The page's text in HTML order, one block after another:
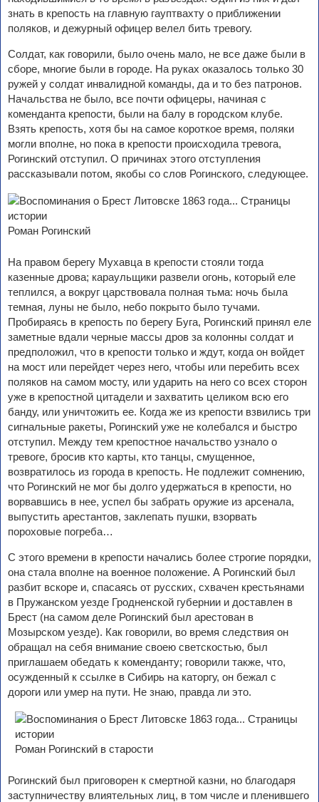
знать в крепость на главную гауптвахту о приближении
поляков, и дежурный офицер велел бить тревогу.
Солдат, как говорили, было очень мало, не все даже были в
сборе, многие были в городе. На руках оказалось только 30
ружей у солдат инвалидной команды, да и то без патронов.
Начальства не было, все почти офицеры, начиная с
коменданта крепости, были на балу в городском клубе.
Взять крепость, хотя бы на самое короткое время, поляки
могли вполне, но пока в крепости происходила тревога,
Рогинский отступил. О причинах этого отступления
рассказывали потом, якобы со слов Рогинского, следующее.
Роман Рогинский
На правом берегу Мухавца в крепости стояли тогда
казенные дрова; караульщики развели огонь, который еле
теплился, а вокруг царствовала полная тьма: ночь была
темная, луны не было, небо покрыто было тучами.
Пробираясь в крепость по берегу Буга, Рогинский принял еле
заметные вдали черные массы дров за колонны солдат и
предположил, что в крепости только и ждут, когда он войдет
на мост или перейдет через него, чтобы или перебить всех
поляков на самом мосту, или ударить на него со всех сторон
уже в крепостной цитадели и захватить целиком всю его
банду, или уничтожить ее. Когда же из крепости взвились три
сигнальные ракеты, Рогинский уже не колебался и быстро
отступил. Между тем крепостное начальство узнало о
тревоге, бросив кто карты, кто танцы, смущенное,
возвратилось из города в крепость. Не подлежит сомнению,
что Рогинский не мог бы долго удержаться в крепости, но
ворвавшись в нее, успел бы забрать оружие из арсенала,
выпустить арестантов, заклепать пушки, взорвать
пороховые погреба…
С этого времени в крепости начались более строгие порядки,
она стала вполне на военное положение. А Рогинский был
разбит вскоре и, спасаясь от русских, схвачен крестьянами
в Пружанском уезде Гродненской губернии и доставлен в
Брест (на самом деле Рогинский был арестован в
Мозырском уезде). Как говорили, во время следствия он
обращал на себя внимание своею светскостью, был
приглашаем обедать к коменданту; говорили также, что,
осужденный к ссылке в Сибирь на каторгу, он бежал с
дороги или умер на пути. Не знаю, правда ли это.
Роман Рогинский в старости
Рогинский был приговорен к смертной казни, но благодаря
заступничеству влиятельных лиц, в том числе и пленившего